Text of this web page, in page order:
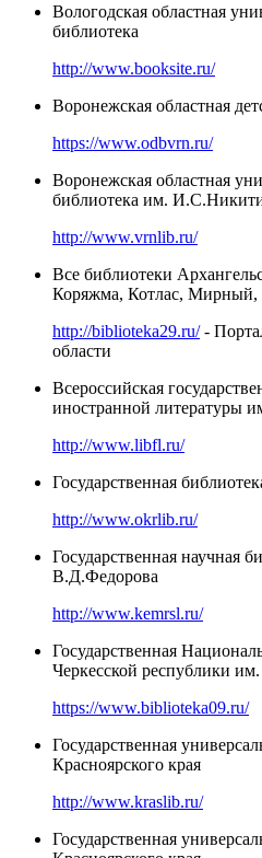
Вологодская областная
библиотека
http://www.booksite.ru/
Воронежская областная
https://www.odbvrn.ru/
Воронежская областная
библиотека им.
http://www.vrnlib.ru/
Все библиотеки
Коряжма, Котлас, Мирный,
http://biblioteka29.ru/-
области
Всероссийская
иностранной литературы
http://www.libfl.ru/
Государственная
http://www.okrlib.ru/
Государственная научная
В.Д.Федорова
http://www.kemrsl.ru/
Государственная
Черкесской республики
https://www.biblioteka09.ru/
Государственная
Красноярского края
http://www.kraslib.ru/
Государственная